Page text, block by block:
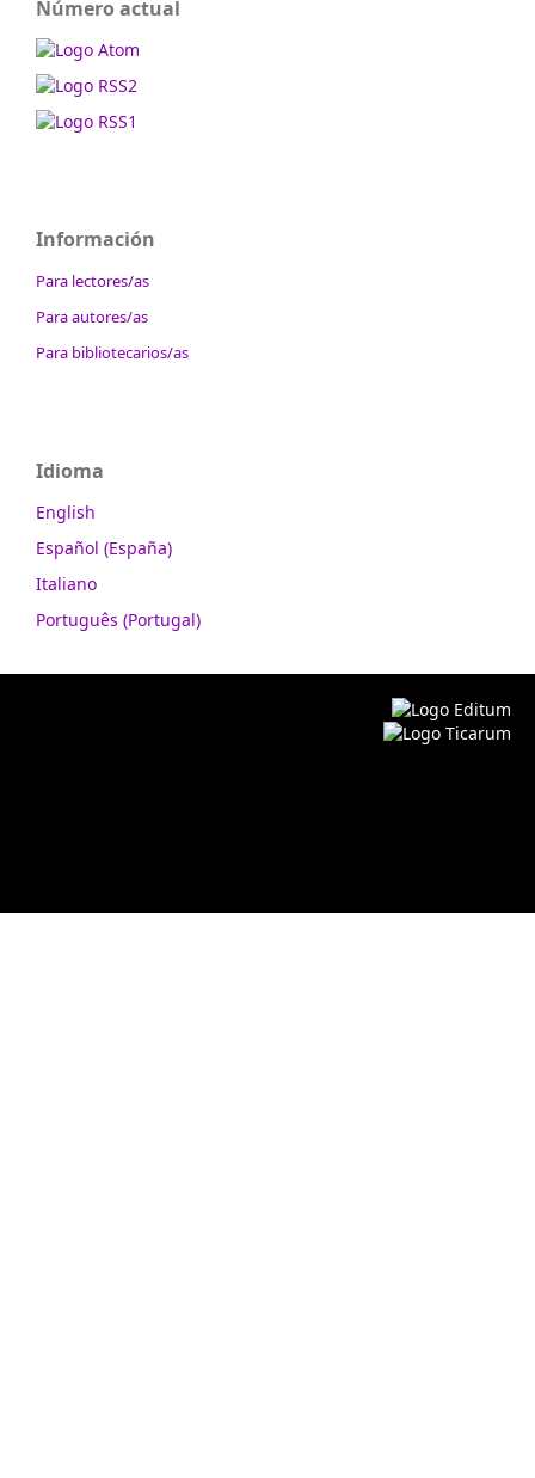
Número actual
Información
Para lectores/as
Para autores/as
Para bibliotecarios/as
Idioma
English
Español (España)
Italiano
Português (Portugal)